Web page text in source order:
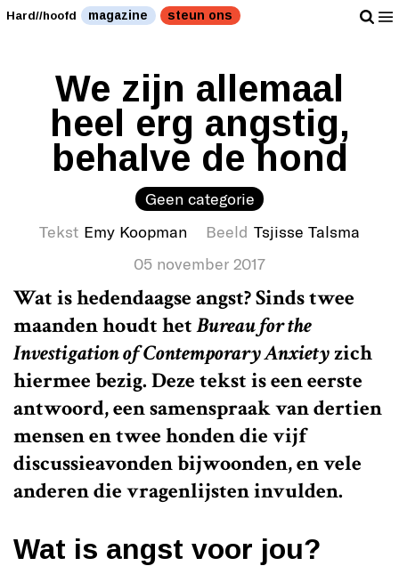
Hard//hoofd magazine steun ons
We zijn allemaal
heel erg angstig,
behalve de hond
Geen categorie
Tekst Emy Koopman Beeld Tsjisse Talsma
05 november 2017
Wat is hedendaagse angst? Sinds twee
maanden houdt hetBureau for the
Investigation of Contemporary Anxietyzich
hiermee bezig. Deze tekst is een eerste
antwoord, een samenspraak van dertien
mensen en twee honden die vijf
discussieavonden bijwoonden, en vele
anderen die vragenlijsten invulden.
Wat is angst voor jou?